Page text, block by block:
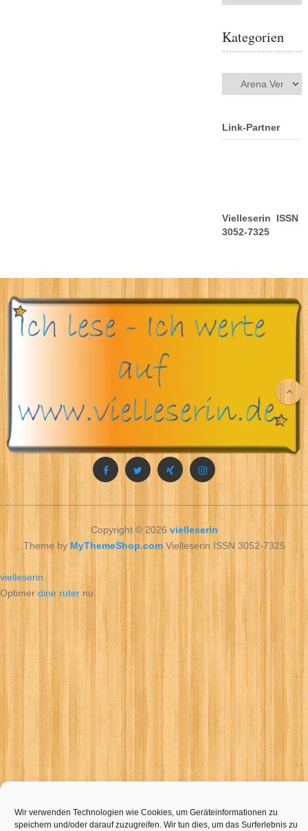
Kategorien
Kategorien
Link-Partner
Vielleserin ISSN
3052-7325
Copyright © 2026vielleserin
Theme by MyThemeShop.comVielleserin ISSN 3052-7325
vielleserin
Wir verwenden Technologien wie Cookies, um Geräteinformationen zu
speichern und/oder darauf zuzugreifen. Wir tun dies, um das Surferlebnis zu
Optimer dine ruternu.